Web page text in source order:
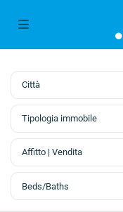
Città
Tipologia immobile
Affitto | Vendita
Beds/Baths